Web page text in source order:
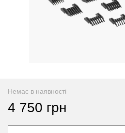
Немає в наявності
4 750 грн